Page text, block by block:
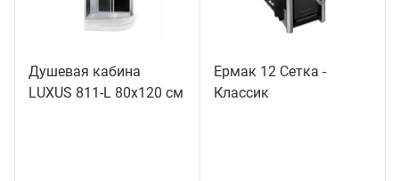
Душевая кабина
LUXUS 811-L 80х120 см
Ермак 12 Сетка -
Классик